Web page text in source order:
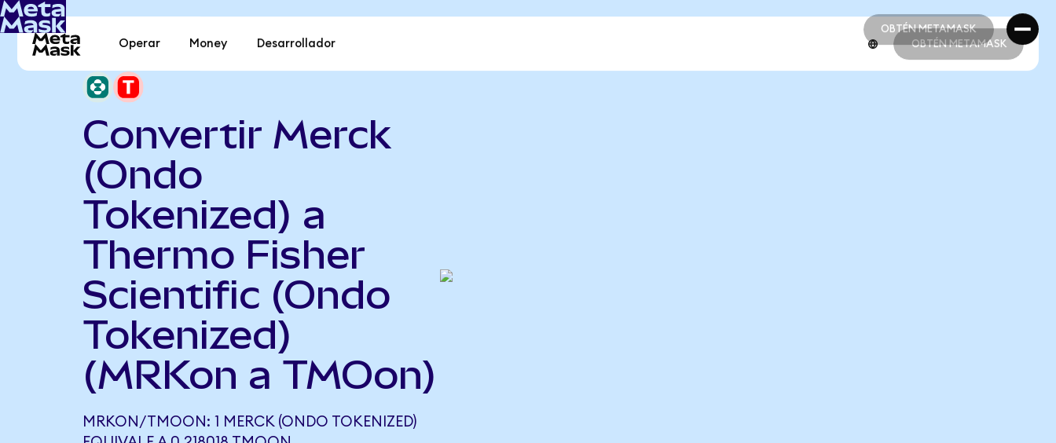
OBTÉN METAMASK
OBTÉN METAMASK
Operar Money Desarrollador OBTÉN METAMASK
Convertir Merck
(Ondo
Tokenized) a
Thermo Fisher
Scientific (Ondo
Tokenized)
(MRKon a TMOon)
MRKON/TMOON: 1 MERCK (ONDO TOKENIZED)